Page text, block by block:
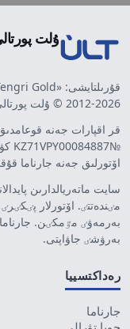
ۇلت
قۇرىلتايشى: «Tengri Gold» جشس
2012-2026 © ۇلت پورتالى
قر اقپارات جەنە
№KZ71VPY00084887 كۋەلٸگٸ بەرٸلگەن.
اۆتورلىق جەنە جارناما
سايت ماتەريالدارىن
مٸندەتتٸ. اۆتورلار
بەرمەۋٸ مٷمكٸن. جارناما
بەرۋشٸ جاۋاپتى.
رەداكتسييا
جارناما